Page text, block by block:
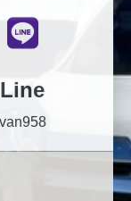
Line
van958